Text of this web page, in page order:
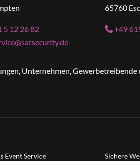
5 12 26 82
65760
+49
Unternehmen, Gewerbetreibende
Event Service
Sichere